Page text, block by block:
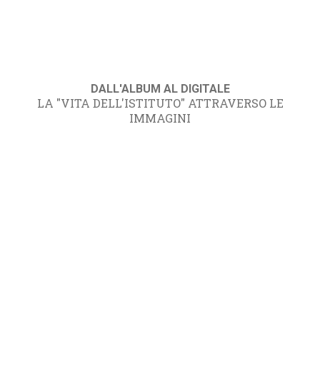
DALL'ALBUM AL DIGITALE
LA "VITA DELL'ISTITUTO" ATTRAVERSO LE
IMMAGINI